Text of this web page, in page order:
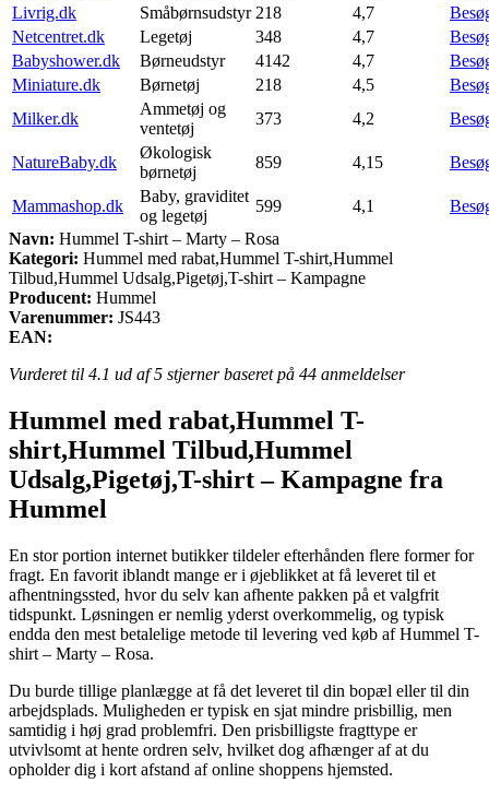
Livrig.dk
Småbørnsudstyr 218 4,7
Netcentret.dk
Legetøj 348 4,7
Babyshower.dk
Børneudstyr 4142 4,7
Miniature.dk
Børnetøj 218 4,5
Milker.dk
Ammetøj og
ventetøj
373 4,2
NatureBaby.dk
Økologisk
børnetøj
859 4,15
Mammashop.dk
Baby, graviditet
og legetøj
599 4,1
Navn: Hummel T-shirt – Marty – Rosa
Kategori: Hummel med rabat,Hummel T-shirt,Hummel
Tilbud,Hummel Udsalg,Pigetøj,T-shirt – Kampagne
Producent: Hummel
Varenummer: JS443
EAN:
Vurderet til 4.1 ud af 5 stjerner baseret på 44 anmeldelser
Hummel med rabat,Hummel T-
shirt,Hummel Tilbud,Hummel
Udsalg,Pigetøj,T-shirt – Kampagne fra
Hummel
En stor portion internet butikker tildeler efterhånden flere former for
fragt. En favorit iblandt mange er i øjeblikket at få leveret til et
afhentningssted, hvor du selv kan afhente pakken på et valgfrit
tidspunkt. Løsningen er nemlig yderst overkommelig, og typisk
endda den mest betalelige metode til levering ved køb af Hummel T-
shirt – Marty – Rosa.
Du burde tillige planlægge at få det leveret til din bopæl eller til din
arbejdsplads. Muligheden er typisk en sjat mindre prisbillig, men
samtidig i høj grad problemfri. Den prisbilligste fragttype er
utvivlsomt at hente ordren selv, hvilket dog afhænger af at du
opholder dig i kort afstand af online shoppens hjemsted.